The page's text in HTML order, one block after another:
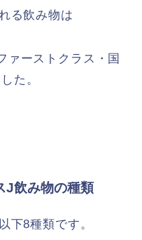
る飲み物は
ァーストクラス・国
た。
J飲み物の種類
下8種類です。